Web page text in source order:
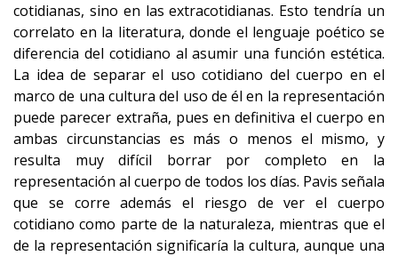
cotidianas, sino en las extracotidianas. Esto tendría un
correlato en la literatura, donde el lenguaje poético se
diferencia del cotidiano al asumir una función estética.
La idea de separar el uso cotidiano del cuerpo en el
marco de una cultura del uso de él en la representación
puede parecer extraña, pues en definitiva el cuerpo en
ambas circunstancias es más o menos el mismo, y
resulta muy difícil borrar por completo en la
representación al cuerpo de todos los días. Pavis señala
que se corre además el riesgo de ver el cuerpo
cotidiano como parte de la naturaleza, mientras que el
de la representación significaría la cultura, aunque una